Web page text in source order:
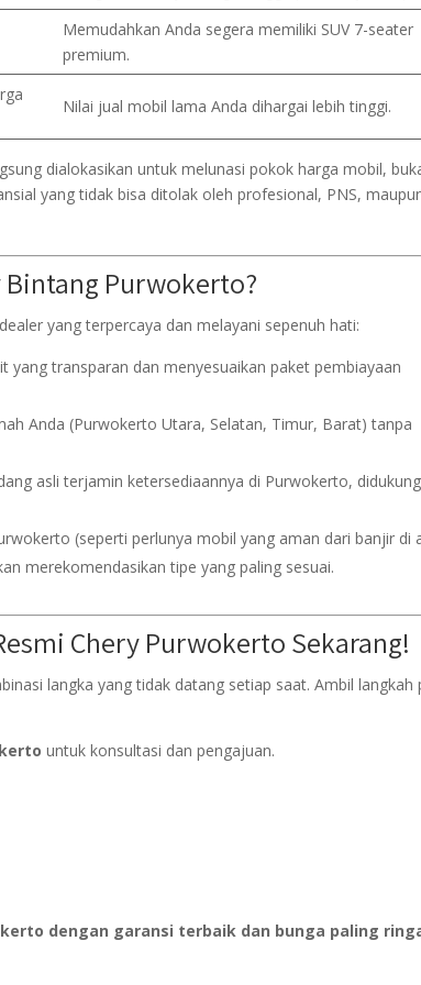
Memudahkan Anda segera memiliki SUV 7-seater
premium.
Nilai jual mobil lama Anda dihargai lebih tinggi.
dialokasikan untuk melunasi pokok harga mobil,
yang tidak bisa ditolak oleh profesional, PNS,
Bintang Purwokerto?
yang terpercaya dan melayani sepenuh hati:
yang transparan dan menyesuaikan paket pembiayaan
Anda (Purwokerto Utara, Selatan, Timur, Barat) tanpa
asli terjamin ketersediaannya di Purwokerto, didukung
(seperti perlunya mobil yang aman dari banjir di
merekomendasikan tipe yang paling sesuai.
Chery Purwokerto Sekarang!
langka yang tidak datang setiap saat. Ambil langkah
untuk konsultasi dan pengajuan.
dengan garansi terbaik dan bunga paling